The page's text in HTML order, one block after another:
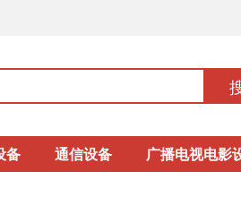
备 通信设备 广播电视电影